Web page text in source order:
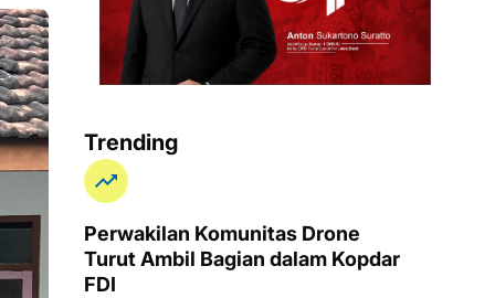
Trending
Perwakilan Komunitas Drone
Turut Ambil Bagian dalam Kopdar
FDI